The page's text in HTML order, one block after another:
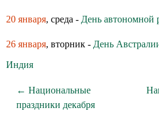
20 января, среда - День автономной
26 января, вторник - День
Индия
← Национальные
праздники декабря